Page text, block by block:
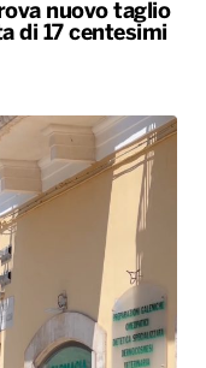
nuovo taglio
di 17 centesimi